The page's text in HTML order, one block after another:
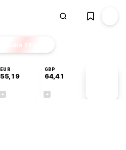
Finans EKSTRA
EUR
55,19
GBP
64,41